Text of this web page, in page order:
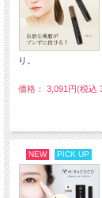
り。
価格： 3,091円(税込
NEW PICK UP